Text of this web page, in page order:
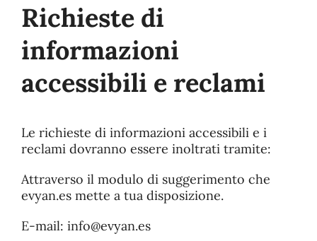
Richieste di
informazioni
accessibili e reclami
Le richieste di informazioni accessibili e i
reclami dovranno essere inoltrati tramite:
Attraverso il modulo di suggerimento che
evyan.es mette a tua disposizione.
E-mail: info@evyan.es